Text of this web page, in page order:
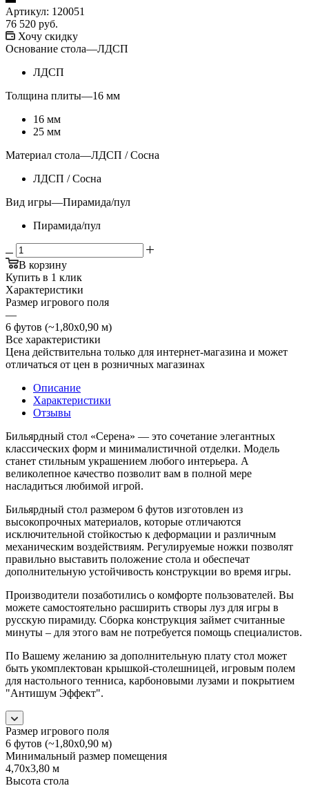
Артикул: 120051
76 520 руб.
Хочу скидку
Основание стола—ЛДСП
ЛДСП
Толщина плиты—16 мм
16 мм
25 мм
Материал стола—ЛДСП / Сосна
ЛДСП / Сосна
Вид игры—Пирамида/пул
Пирамида/пул
В корзину
Купить в 1 клик
Характеристики
Размер игрового поля
—
6 футов (~1,80х0,90 м)
Все характеристики
Цена действительна только для интернет-магазина и может
отличаться от цен в розничных магазинах
Описание
Характеристики
Отзывы
Бильярдный стол «Серена» — это сочетание элегантных
классических форм и минималистичной отделки. Модель
станет стильным украшением любого интерьера. А
великолепное качество позволит вам в полной мере
насладиться любимой игрой.
Бильярдный стол размером 6 футов изготовлен из
высокопрочных материалов, которые отличаются
исключительной стойкостью к деформации и различным
механическим воздействиям. Регулируемые ножки позволят
правильно выставить положение стола и обеспечат
дополнительную устойчивость конструкции во время игры.
Производители позаботились о комфорте пользователей. Вы
можете самостоятельно расширить створы луз для игры в
русскую пирамиду. Сборка конструкция займет считанные
минуты – для этого вам не потребуется помощь специалистов.
По Вашему желанию за дополнительную плату стол может
быть укомплектован крышкой-столешницей, игровым полем
для настольного тенниса, карбоновыми лузами и покрытием
"Антишум Эффект".
Размер игрового поля
6 футов (~1,80х0,90 м)
Минимальный размер помещения
4,70х3,80 м
Высота стола